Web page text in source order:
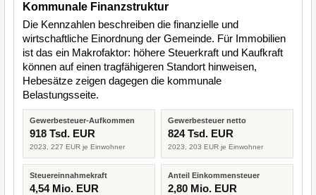
Kommunale Finanzstruktur
Die Kennzahlen beschreiben die finanzielle und
wirtschaftliche Einordnung der Gemeinde. Für Immobilien
ist das ein Makrofaktor: höhere Steuerkraft und Kaufkraft
können auf einen tragfähigeren Standort hinweisen,
Hebesätze zeigen dagegen die kommunale
Belastungsseite.
Gewerbesteuer-Aufkommen
918 Tsd. EUR
2023, 227 EUR je Einwohner
Gewerbesteuer netto
824 Tsd. EUR
2023, 203 EUR je Einwohner
Steuereinnahmekraft
4,54 Mio. EUR
Anteil Einkommensteuer
2,80 Mio. EUR